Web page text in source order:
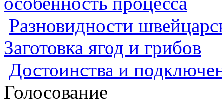
Разновидности
Заготовка ягод и грибов
Достоинства и
Голосование